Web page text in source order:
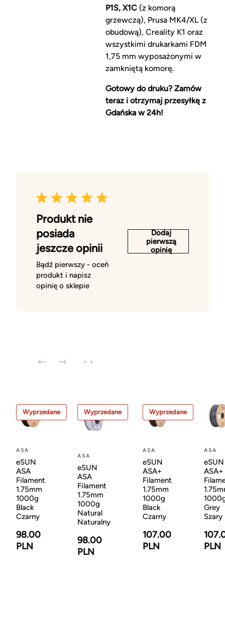
P1S, X1C(z komorą
grzewczą), Prusa MK4/XL (z
obudową), Creality K1 oraz
wszystkimi drukarkami FDM
1,75 mm wyposażonymi w
zamkniętą komorę.
Gotowy do druku? Zamów
teraz i otrzymaj przesyłkę z
Gdańska w 24h!
Produkt nie
posiada
jeszcze opinii
Bądź pierwszy - oceń
produkt i napisz
opinię o sklepie
Dodaj
pierwszą
opinię
Wyprzedane
ASA
eSUN
ASA
Filament
1.75mm
1000g
Black
Czarny
98.00
PLN
Wyprzedane
ASA
eSUN
ASA
Filament
1.75mm
1000g
Natural
Naturalny
98.00
PLN
Wyprzedane
ASA
eSUN
ASA+
Filament
1.75mm
1000g
Black
Czarny
107.00
PLN
ASA
eSUN
ASA+
Grey
Szary
PLN